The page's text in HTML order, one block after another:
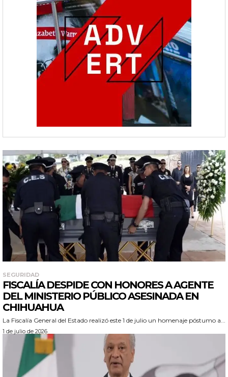
SEGURIDAD
FISCALÍA DESPIDE CON HONORES A AGENTE
DEL MINISTERIO PÚBLICO ASESINADA EN
CHIHUAHUA
La Fiscalía General del Estado realizó este 1 de julio un homenaje póstumo a...
1 de julio de 2026